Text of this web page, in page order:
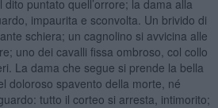
puntato quell’orrore; la dama alla
impaurita e sconvolta. Un brivido di
schiera; un cagnolino si avvicina alle
uno dei cavalli fissa ombroso, col collo
La dama che segue si prende la bella
doloroso spavento della morte, né
tutto il corteo si arresta, intimorito;